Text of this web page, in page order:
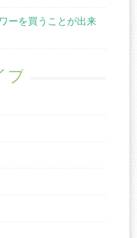
ーを買うことが出来
ブ